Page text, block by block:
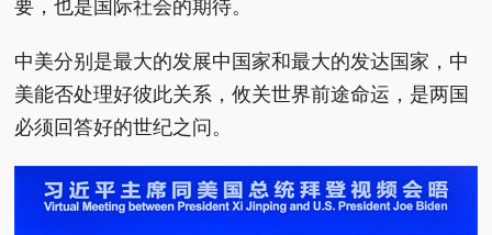
要，也是国际社会的期待。
中美分别是最大的发展中国家和最大的发达国家，中
美能否处理好彼此关系，攸关世界前途命运，是两国
必须回答好的世纪之问。